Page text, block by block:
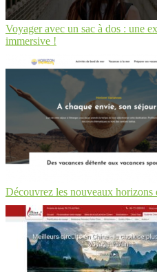
Voyager avec un sac à dos : une
immersive !
Découvrez les nouveaux horizons